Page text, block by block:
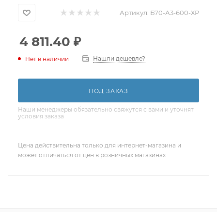
Артикул: Б70-А3-600-ХР
4 811.40 ₽
Нет в наличии Нашли дешевле?
ПОД ЗАКАЗ
Наши менеджеры обязательно свяжутся с вами и уточнят
условия заказа
Цена действительна только для интернет-магазина и
может отличаться от цен в розничных магазинах